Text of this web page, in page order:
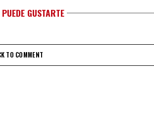
GUSTARTE
TO COMMENT